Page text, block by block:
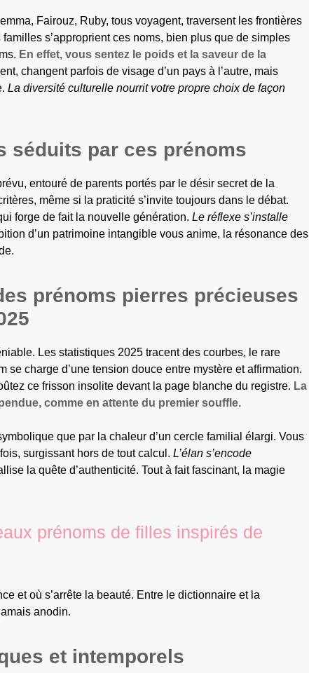
Fairouz, Ruby, tous voyagent, traversent les frontières
s’approprient ces noms, bien plus que de simples
En effet, vous sentez le poids et la saveur de la
changent parfois de visage d’un pays à l’autre, mais
La diversité culturelle nourrit votre propre choix de façon
séduits par ces prénoms
entouré de parents portés par le désir secret de la
même si la praticité s’invite toujours dans le débat.
forge de fait la nouvelle génération. Le réflexe s’installe
d’un patrimoine intangible vous anime, la résonance des
prénoms pierres précieuses
Les statistiques 2025 tracent des courbes, le rare
charge d’une tension douce entre mystère et affirmation.
ce frisson insolite devant la page blanche du registre. La
comme en attente du premier souffle.
que par la chaleur d’un cercle familial élargi. Vous
surgissant hors de tout calcul. L’élan s’encode
la quête d’authenticité. Tout à fait fascinant, la magie
prénoms de filles inspirés de
et où s’arrête la beauté. Entre le dictionnaire et la
anodin.
et intemporels